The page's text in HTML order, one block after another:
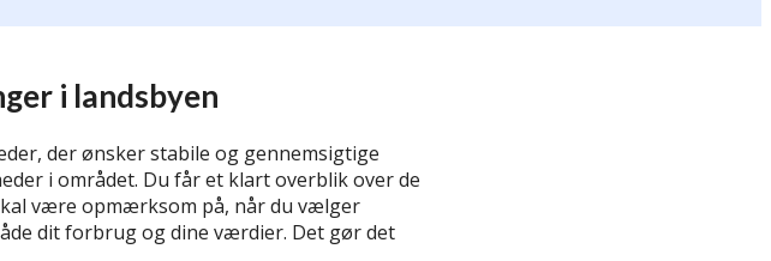
i landsbyen
der ønsker stabile og gennemsigtige
i området. Du får et klart overblik over de
være opmærksom på, når du vælger
dit forbrug og dine værdier. Det gør det